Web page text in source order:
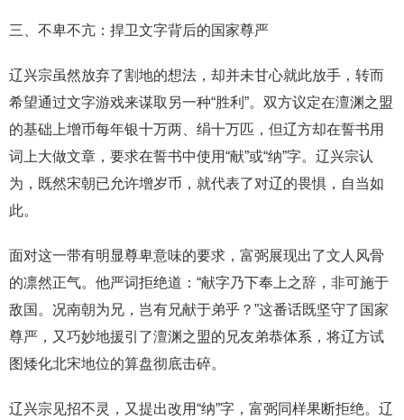
三、不卑不亢：捍卫文字背后的国家尊严
辽兴宗虽然放弃了割地的想法，却并未甘心就此放手，转而
希望通过文字游戏来谋取另一种“胜利”。双方议定在澶渊之盟
的基础上增币每年银十万两、绢十万匹，但辽方却在誓书用
词上大做文章，要求在誓书中使用“献”或“纳”字。辽兴宗认
为，既然宋朝已允许增岁币，就代表了对辽的畏惧，自当如
此。
面对这一带有明显尊卑意味的要求，富弼展现出了文人风骨
的凛然正气。他严词拒绝道：“献字乃下奉上之辞，非可施于
敌国。况南朝为兄，岂有兄献于弟乎？”这番话既坚守了国家
尊严，又巧妙地援引了澶渊之盟的兄友弟恭体系，将辽方试
图矮化北宋地位的算盘彻底击碎。
辽兴宗见招不灵，又提出改用“纳”字，富弼同样果断拒绝。辽